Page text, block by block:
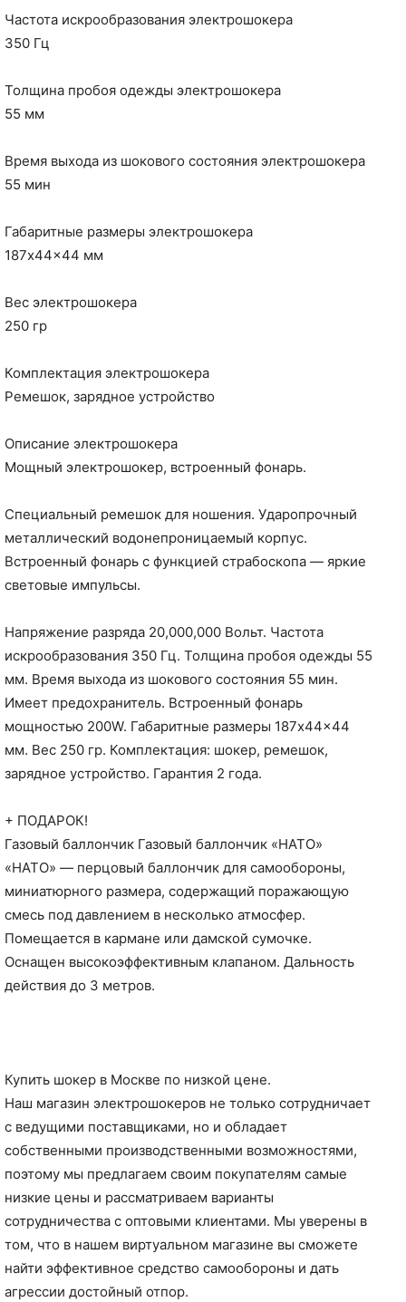
Частота искрообразования электрошокера
350 Гц
Толщина пробоя одежды электрошокера
55 мм
Время выхода из шокового состояния электрошокера
55 мин
Габаритные размеры электрошокера
187x44x44 мм
Вес электрошокера
250 гр
Комплектация электрошокера
Ремешок, зарядное устройство
Описание электрошокера
Мощный электрошокер, встроенный фонарь.
Специальный ремешок для ношения. Ударопрочный
металлический водонепроницаемый корпус.
Встроенный фонарь с функцией страбоскопа — яркие
световые импульсы.
Напряжение разряда 20,000,000 Вольт. Частота
искрообразования 350 Гц. Толщина пробоя одежды 55
мм. Время выхода из шокового состояния 55 мин.
Имеет предохранитель. Встроенный фонарь
мощностью 200W. Габаритные размеры 187x44x44
мм. Вес 250 гр. Комплектация: шокер, ремешок,
зарядное устройство. Гарантия 2 года.
+ ПОДАРОК!
Газовый баллончик Газовый баллончик «НАТО»
«НАТО» — перцовый баллончик для самообороны,
миниатюрного размера, содержащий поражающую
смесь под давлением в несколько атмосфер.
Помещается в кармане или дамской сумочке.
Оснащен высокоэффективным клапаном. Дальность
действия до 3 метров.
Купить шокер в Москве по низкой цене.
Наш магазин электрошокеров не только сотрудничает
с ведущими поставщиками, но и обладает
собственными производственными возможностями,
поэтому мы предлагаем своим покупателям самые
низкие цены и рассматриваем варианты
сотрудничества с оптовыми клиентами. Мы уверены в
том, что в нашем виртуальном магазине вы сможете
найти эффективное средство самообороны и дать
агрессии достойный отпор.